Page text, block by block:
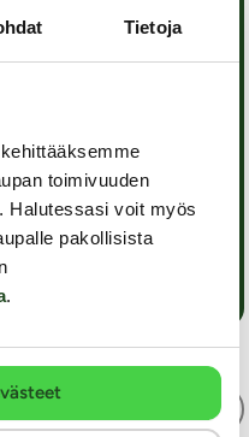
Tietoja
toimivuuden
Halutessasi voit myös
pakollisista
.
seksuaaliterapeutin